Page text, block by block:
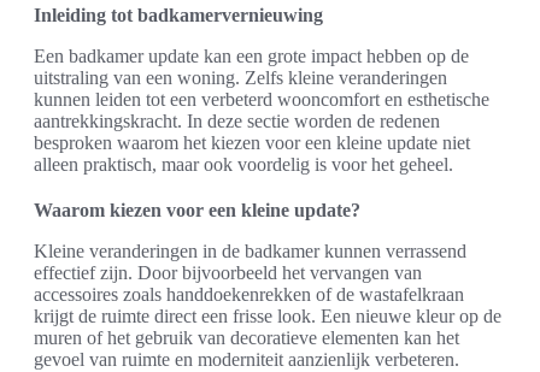
Inleiding tot badkamervernieuwing
Een badkamer update kan een grote impact hebben op de
uitstraling van een woning. Zelfs kleine veranderingen
kunnen leiden tot een verbeterd wooncomfort en esthetische
aantrekkingskracht. In deze sectie worden de redenen
besproken waarom het kiezen voor een kleine update niet
alleen praktisch, maar ook voordelig is voor het geheel.
Waarom kiezen voor een kleine update?
Kleine veranderingen in de badkamer kunnen verrassend
effectief zijn. Door bijvoorbeeld het vervangen van
accessoires zoals handdoekenrekken of de wastafelkraan
krijgt de ruimte direct een frisse look. Een nieuwe kleur op de
muren of het gebruik van decoratieve elementen kan het
gevoel van ruimte en moderniteit aanzienlijk verbeteren.